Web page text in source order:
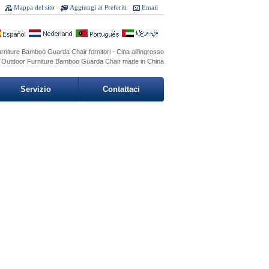
Email
Aggiungi ai Preferiti
Mappa del sito
Bamboo Guarda Chair fornitori - Cina all'ingrosso
Furniture Bamboo Guarda Chair made in China
Servizio Contattaci